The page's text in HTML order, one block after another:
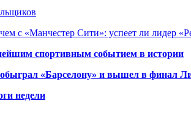
с «Манчестер Сити»: успеет ли лидер
спортивным событием в истории
«Барселону» и вышел в финал
недели